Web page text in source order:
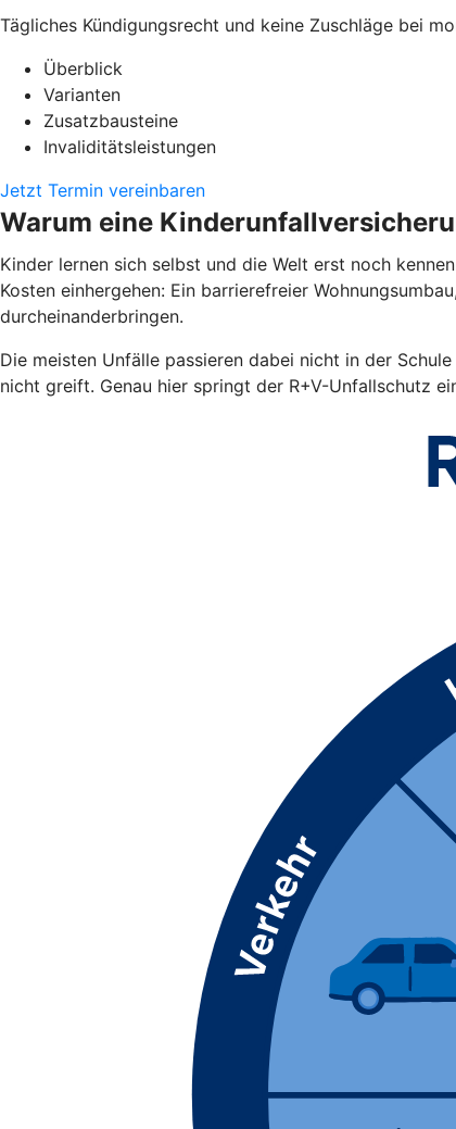
Tägliches Kündigungsrecht und keine Zuschläge bei
Überblick
Varianten
Zusatzbausteine
Invaliditätsleistungen
Jetzt Termin vereinbaren
Warum eine
Kinder lernen sich selbst und die Welt erst noch
Kosten einhergehen: Ein barrierefreier
durcheinanderbringen.
Die meisten Unfälle passieren dabei nicht in der
nicht greift. Genau hier springt der R+V-Unfallschutz